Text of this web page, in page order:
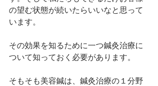
の望む状態が続いたらいいなと思って
います。
その効果を知るために一つ鍼灸治療に
ついて知っておく必要があります。
そもそも美容鍼は、鍼灸治療の１分野